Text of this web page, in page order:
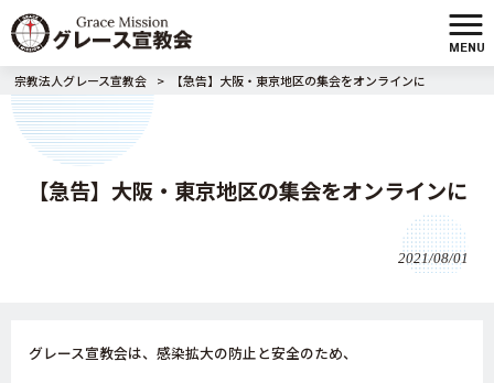
MENU
宗教法人グレース宣教会
> 【急告】大阪・東京地区の集会をオンラインに
【急告】大阪・東京地区の集会をオンラインに
2021/08/01
グレース宣教会は、感染拡大の防止と安全のため、